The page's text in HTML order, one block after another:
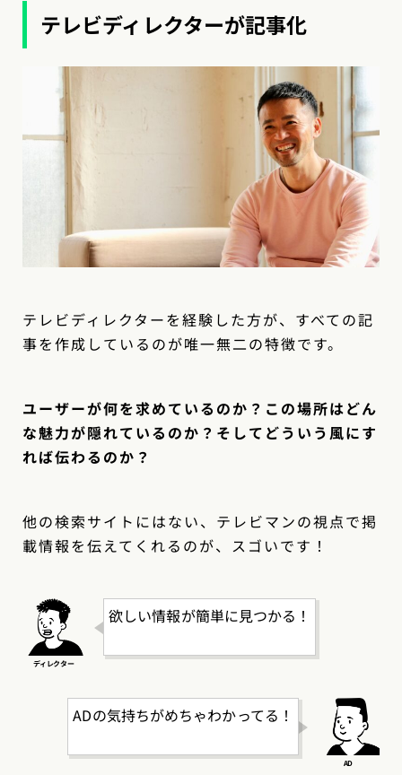
テレビディレクターが記事化
テレビディレクターを経験した方が、すべての記
事を作成しているのが唯一無二の特徴です。
ユーザーが何を求めているのか？この場所はどん
な魅力が隠れているのか？そしてどういう風にす
れば伝わるのか？
他の検索サイトにはない、テレビマンの視点で掲
載情報を伝えてくれるのが、スゴいです！
欲しい情報が簡単に見つかる！
ADの気持ちがめちゃわかってる！